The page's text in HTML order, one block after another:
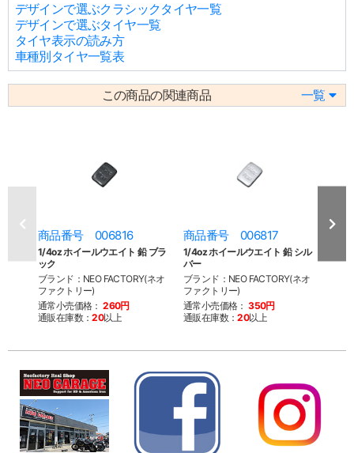
デザインで選ぶクラシックタイヤ一覧
デザインで選ぶタイヤ一覧
タイヤ表示の読み方
車種別タイヤ一覧表
この商品の関連商品 一覧
商品番号 006816
1/4oz ホイールウエイト 鉛 ブラ
ック
ブランド：NEO FACTORY(ネオ
ファクトリー)
通常小売価格： 260円
通販在庫数：20以上
商品番号 006817
1/4oz ホイールウエイト 鉛 シル
バー
ブランド：NEO FACTORY(ネオ
ファクトリー)
通常小売価格： 350円
通販在庫数：20以上
ル ブ